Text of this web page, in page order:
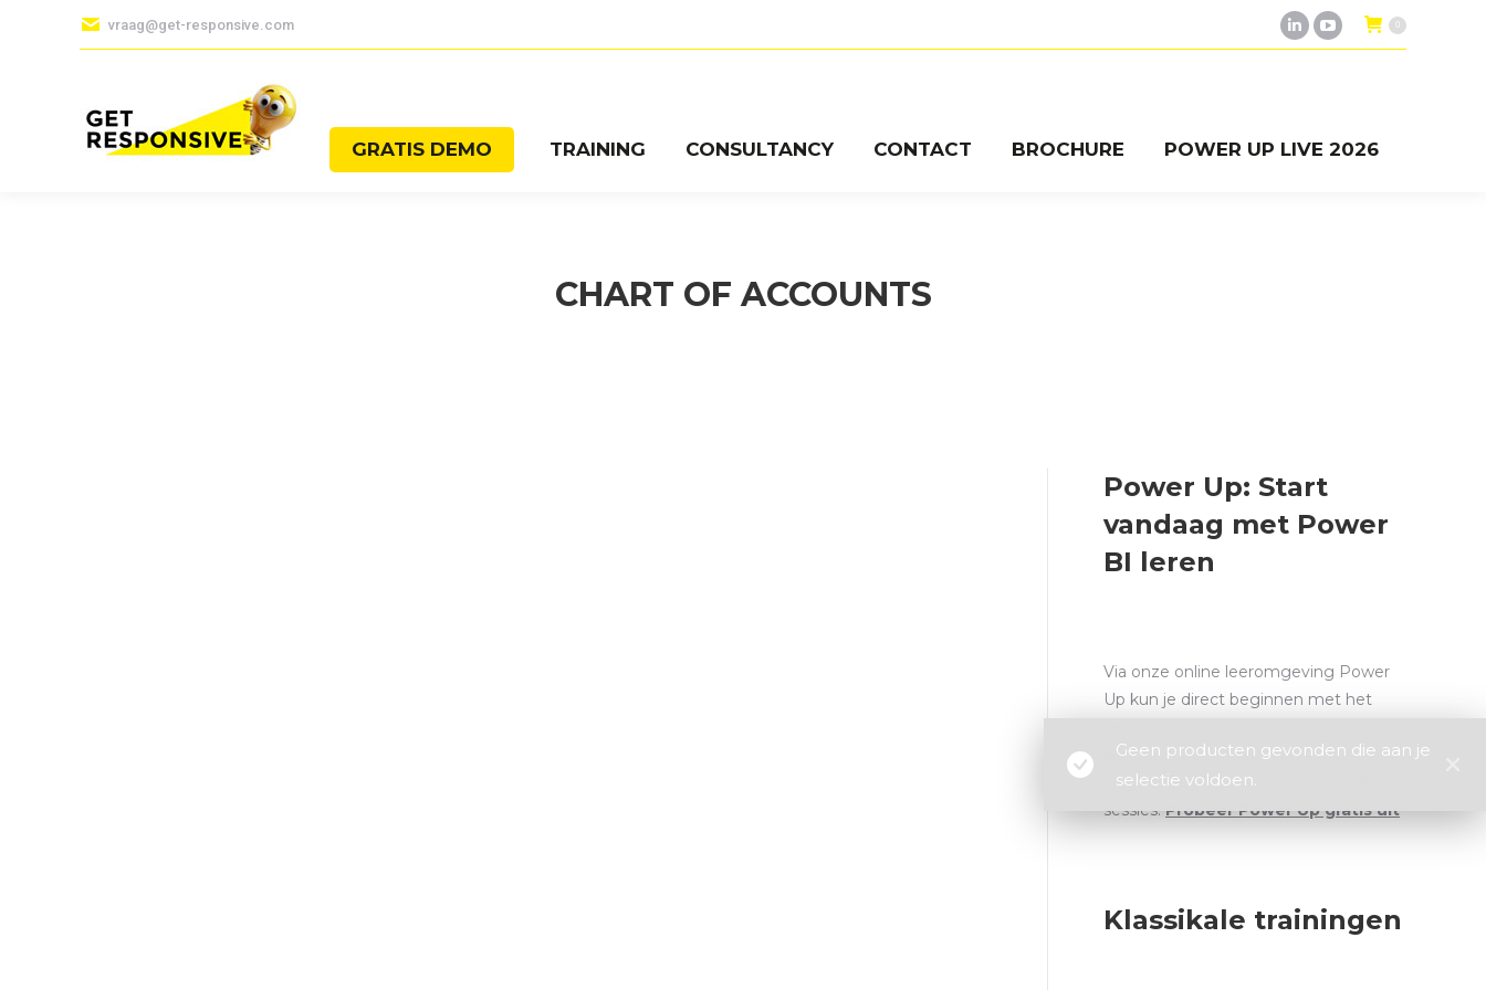
vraag@get-responsive.com
Linkedin
new
YouTube
new
0
GRATIS DEMO TRAINING CONSULTANCY CONTACT BROCHURE POWER UP LIVE 2026
CHART OF ACCOUNTS
Geen producten gevonden die aan je
selectie voldoen.
Power Up: Start
vandaag met Power
BI leren
Via onze online leeromgeving Power
Up kun je direct beginnen met het
altijd direct benaderen als je even
vragen hebt. O.a. via wekelijkse Q&A
sessies. Probeer Power Up gratis uit
Klassikale trainingen